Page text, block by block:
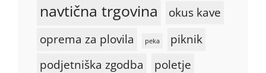
navtična trgovina
okus kave
oprema za plovila
peka
piknik
podjetniška zgodba
poletje